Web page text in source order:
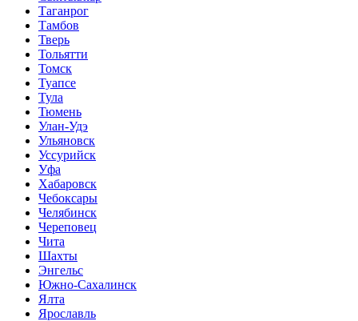
Таганрог
Тамбов
Тверь
Тольятти
Томск
Туапсе
Тула
Тюмень
Улан-Удэ
Ульяновск
Уссурийск
Уфа
Хабаровск
Чебоксары
Челябинск
Череповец
Чита
Шахты
Энгельс
Южно-Сахалинск
Ялта
Ярославль